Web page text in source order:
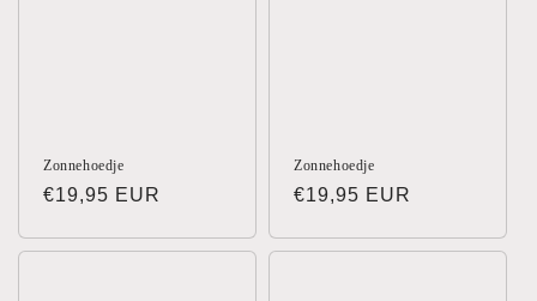
Zonnehoedje
Normale
€19,95 EUR
Zonnehoedje
Normale
€19,95 EUR